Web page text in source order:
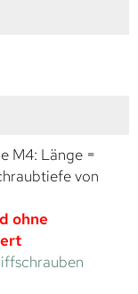
M4: Länge =
von
ohne